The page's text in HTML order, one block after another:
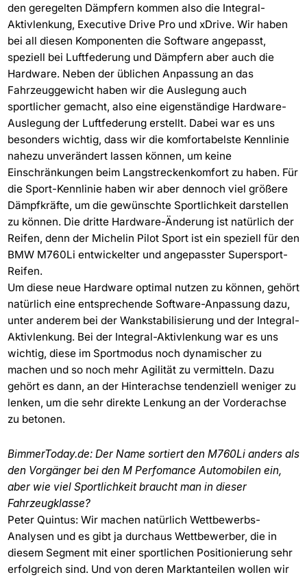
den geregelten Dämpfern kommen also die Integral-
Aktivlenkung, Executive Drive Pro und xDrive. Wir haben
bei all diesen Komponenten die Software angepasst,
speziell bei Luftfederung und Dämpfern aber auch die
Hardware. Neben der üblichen Anpassung an das
Fahrzeuggewicht haben wir die Auslegung auch
sportlicher gemacht, also eine eigenständige Hardware-
Auslegung der Luftfederung erstellt. Dabei war es uns
besonders wichtig, dass wir die komfortabelste Kennlinie
nahezu unverändert lassen können, um keine
Einschränkungen beim Langstreckenkomfort zu haben. Für
die Sport-Kennlinie haben wir aber dennoch viel größere
Dämpfkräfte, um die gewünschte Sportlichkeit darstellen
zu können. Die dritte Hardware-Änderung ist natürlich der
Reifen, denn der Michelin Pilot Sport ist ein speziell für den
BMW M760Li entwickelter und angepasster Supersport-
Reifen.
Um diese neue Hardware optimal nutzen zu können, gehört
natürlich eine entsprechende Software-Anpassung dazu,
unter anderem bei der Wankstabilisierung und der Integral-
Aktivlenkung. Bei der Integral-Aktivlenkung war es uns
wichtig, diese im Sportmodus noch dynamischer zu
machen und so noch mehr Agilität zu vermitteln. Dazu
gehört es dann, an der Hinterachse tendenziell weniger zu
lenken, um die sehr direkte Lenkung an der Vorderachse
zu betonen.
BimmerToday.de: Der Name sortiert den M760Li anders als
den Vorgänger bei den M Perfomance Automobilen ein,
aber wie viel Sportlichkeit braucht man in dieser
Fahrzeugklasse?
Peter Quintus: Wir machen natürlich Wettbewerbs-
Analysen und es gibt ja durchaus Wettbewerber, die in
diesem Segment mit einer sportlichen Positionierung sehr
erfolgreich sind. Und von deren Marktanteilen wollen wir